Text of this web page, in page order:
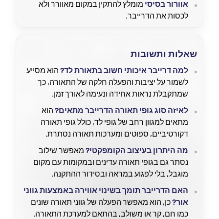
אוורור בסיסי מומלץ להתקין במקום מאוורר ולא
לכסות את הדרייבר.
שאלות ותשובות
למה דרייבר איכותי חשוב בתאורת לד? הוא מסייע
לשמור על יציבות והפעלה חלקה של התאורה, כך
שמתקבלת נראות אחידה ונעימה לאורך זמן.
לאיזה סוג גופי תאורה הדרייבר מתאים? הוא
מתאים למגוון רחב של גופי לד, כולל גופי תאורה
דקורטיביים, ספוטים ומערכות תאורה נסתרת.
מה היתרון בעיצוב הקומפקטי? מאפשר שילוב
נסתר גם בגופי תאורה עדינים ובמקומות עם מקום
מוגבל, בלי לפגוע במראה ובסידור ההתקנה.
האם הדרייבר תומך בשינוי אווירה באמצעות גווני
אור?כן, הוא מאפשר הפעלה של גווני תאורה שונים
כמו חם, קר או משולב, בהתאם למערכת התאורה.